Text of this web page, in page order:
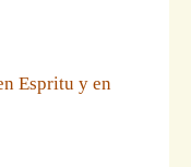
Espritu y en